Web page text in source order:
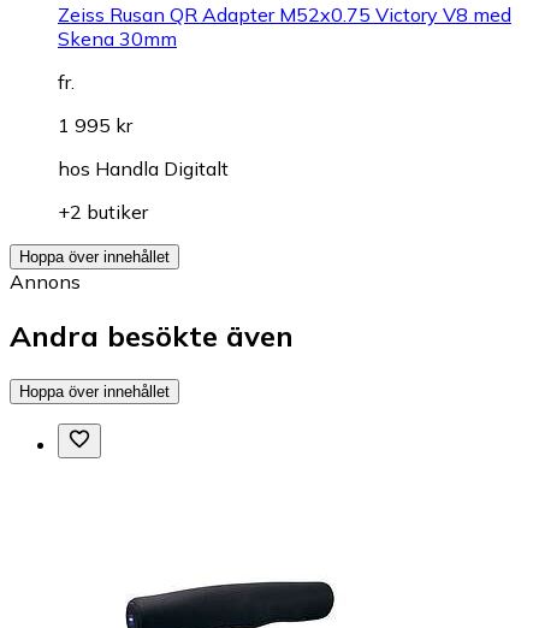
Zeiss Rusan QR Adapter M52x0.75 Victory V8 med
Skena 30mm
fr.
1 995 kr
hos Handla Digitalt
+2 butiker
Hoppa över innehållet
Annons
Andra besökte även
Hoppa över innehållet